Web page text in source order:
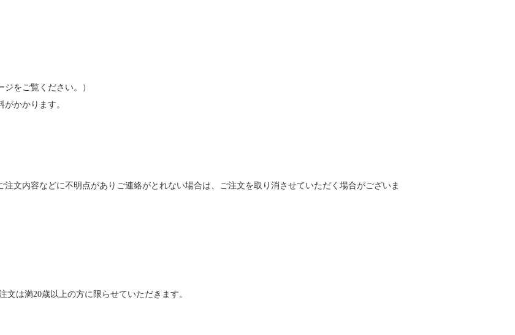
をご覧ください。）
かかります。
文内容などに不明点がありご連絡がとれない場合は、ご注文を取り消させていただく場合がございま
は満20歳以上の方に限らせていただきます。